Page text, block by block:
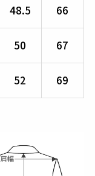
48.5 66
50 67
52 69